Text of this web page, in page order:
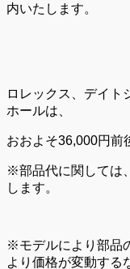
内いたします。
ロレックス、デイト
ホールは、
おおよそ36,000円前
※部品代に関しては
します。
※モデルにより部品
より価格が変動する